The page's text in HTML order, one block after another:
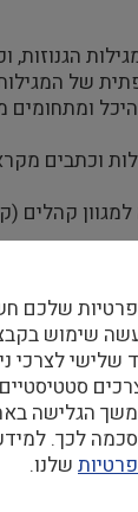
שלכם
שלישי לצרכי
הגלישה
לכך. למידע
שלנו.